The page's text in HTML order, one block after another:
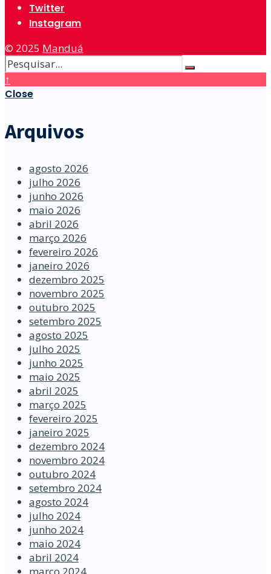
Twitter
Instagram
© 2025 Manduá
↑
Close
Arquivos
agosto 2026
julho 2026
junho 2026
maio 2026
abril 2026
março 2026
fevereiro 2026
janeiro 2026
dezembro 2025
novembro 2025
outubro 2025
setembro 2025
agosto 2025
julho 2025
junho 2025
maio 2025
abril 2025
março 2025
fevereiro 2025
janeiro 2025
dezembro 2024
novembro 2024
outubro 2024
setembro 2024
agosto 2024
julho 2024
junho 2024
maio 2024
abril 2024
março 2024